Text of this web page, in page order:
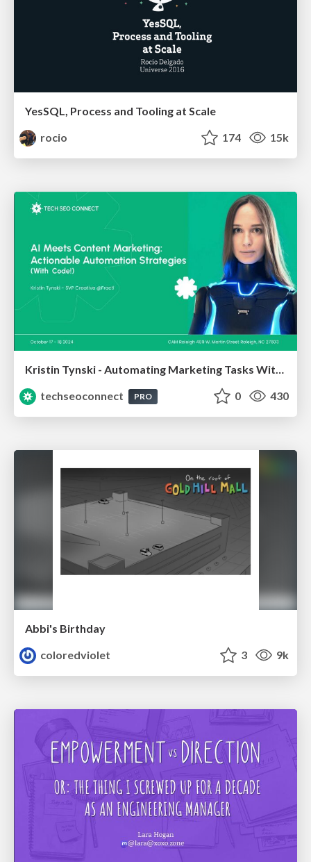
YesSQL, Process and Tooling at Scale
rocio
174 15k
Kristin Tynski - Automating Marketing Tasks With AI
techseoconnect
PRO 0 430
Abbi's Birthday
coloredviolet
3 9k